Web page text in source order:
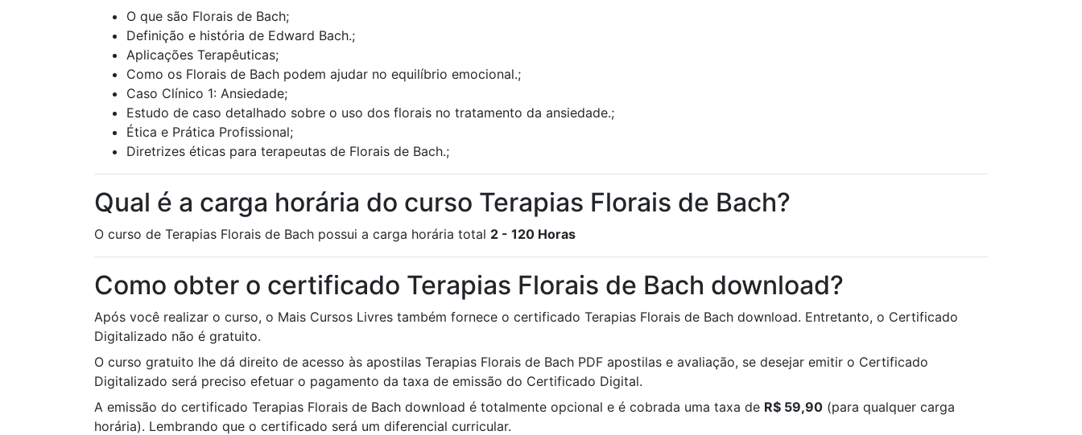
O que são Florais de Bach;
Definição e história de Edward Bach.;
Aplicações Terapêuticas;
Como os Florais de Bach podem ajudar no equilíbrio emocional.;
Caso Clínico 1: Ansiedade;
Estudo de caso detalhado sobre o uso dos florais no tratamento da ansiedade.;
Ética e Prática Profissional;
Diretrizes éticas para terapeutas de Florais de Bach.;
Qual é a carga horária do curso Terapias Florais de Bach?
O curso de Terapias Florais de Bach possui a carga horária total 2 - 120 Horas
Como obter o certificado Terapias Florais de Bach download?
Após você realizar o curso, o Mais Cursos Livres também fornece o certificado Terapias Florais de Bach download. Entretanto, o Certificado
Digitalizado não é gratuito.
O curso gratuito lhe dá direito de acesso às apostilas Terapias Florais de Bach PDF apostilas e avaliação, se desejar emitir o Certificado
Digitalizado será preciso efetuar o pagamento da taxa de emissão do Certificado Digital.
A emissão do certificado Terapias Florais de Bach download é totalmente opcional e é cobrada uma taxa de R$ 59,90 (para qualquer carga
horária). Lembrando que o certificado será um diferencial curricular.